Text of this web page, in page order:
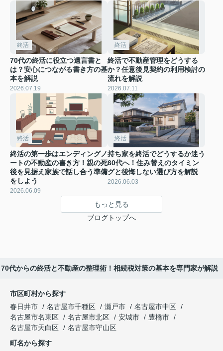
終活
70代の終活に役立つ遺言書と
は？安心につながる書き方の基
本を解説
2026.07.19
終活
終活で不動産管理をどうする
か？任意後見契約の利用検討の
流れを解説
2026.07.11
終活
終活の第一歩はエンディングノ
ートの不動産の書き方！親の死
後を見据え家族で話し合う準備
をしよう
2026.06.09
終活
持ち家を終活でどうするか迷う
60代へ！住み替えのタイミン
グと後悔しない選び方を解説
2026.06.03
もっと見る
ブログトップへ
70代からの終活と不動産の整理術！相続税対策の基本を専門家が解説
市区町村から探す
春日井市
名古屋市千種区 瀬戸市
名古屋市中区
名古屋市名東区
名古屋市北区 安城市
豊橋市
名古屋市天白区
名古屋市守山区
町名から探す